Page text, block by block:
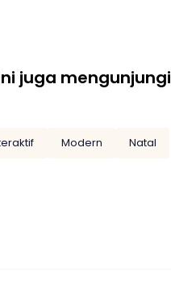
juga mengunjungi
Modern
Natal